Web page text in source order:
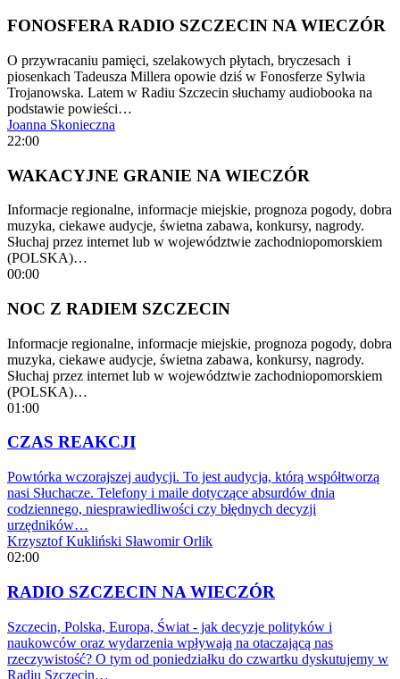
FONOSFERA RADIO SZCZECIN NA WIECZÓR
O przywracaniu pamięci, szelakowych płytach, bryczesach i
piosenkach Tadeusza Millera opowie dziś w Fonosferze Sylwia
Trojanowska. Latem w Radiu Szczecin słuchamy audiobooka na
podstawie powieści…
Joanna Skonieczna
22:00
WAKACYJNE GRANIE NA WIECZÓR
Informacje regionalne, informacje miejskie, prognoza pogody, dobra
muzyka, ciekawe audycje, świetna zabawa, konkursy, nagrody.
Słuchaj przez internet lub w województwie zachodniopomorskiem
(POLSKA)…
00:00
NOC Z RADIEM SZCZECIN
Informacje regionalne, informacje miejskie, prognoza pogody, dobra
muzyka, ciekawe audycje, świetna zabawa, konkursy, nagrody.
Słuchaj przez internet lub w województwie zachodniopomorskiem
(POLSKA)…
01:00
CZAS REAKCJI
Powtórka wczorajszej audycji. To jest audycja, którą współtworzą
nasi Słuchacze. Telefony i maile dotyczące absurdów dnia
codziennego, niesprawiedliwości czy błędnych decyzji
urzędników…
Krzysztof Kukliński Sławomir Orlik
02:00
RADIO SZCZECIN NA WIECZÓR
Szczecin, Polska, Europa, Świat - jak decyzje polityków i
naukowców oraz wydarzenia wpływają na otaczającą nas
rzeczywistość? O tym od poniedziałku do czwartku dyskutujemy w
Radiu Szczecin…